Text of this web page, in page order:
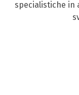
specialistiche in